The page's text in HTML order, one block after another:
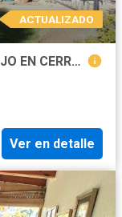
ACTUALIZADO
PROPITOUR 360 VENDE CASA DE LUJO EN CERRO CASTILLO, VIÑA
Ver en detalle